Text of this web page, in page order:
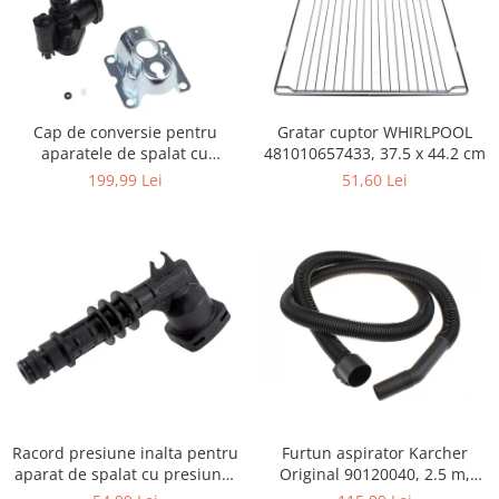
Igiena si ingrijire
Jucarii si Jocuri
Maternitate
Petshop
Accesorii animale de companie
Acvaristica
Castroane si adapatori animale
Mobila si transport animale de
Zgarzi, lese si hamuri
PC, Periferice & Software
Componente PC
Desktop PC & Monitoare
Consumabile
Periferice PC
Cap de conversie pentru
aparatele de spalat cu
presiune KARCHER K
199,99 Lei
Gratar cuptor WHIRLPOOL
481010657433, 37.5 x 44.2 cm
51,60 Lei
Racord presiune inalta pentru
aparat de spalat cu presiune,
Furtun aspirator Karcher
Original 90120040, 2.5 m,